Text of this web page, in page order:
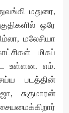
மதுரை,
ஒரே
மலேசியா
மிகப்
உள்ளன. எம்.
படத்தின்
சுகுமாரன்